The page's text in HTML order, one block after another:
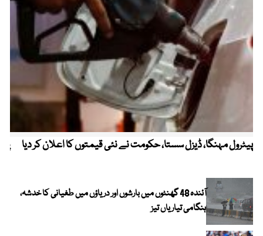
پیٹرول مہنگا، ڈیزل سستا، حکومت نے نئی قیمتوں کا اعلان کر دیا
آئندہ 48 گھنٹوں میں بارشوں اور دریاؤں میں طغیانی کا خدشہ،
ہنگامی تیاریاں تیز